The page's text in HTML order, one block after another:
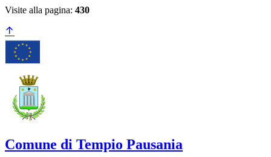
Visite alla pagina: 430
Comune di Tempio Pausania